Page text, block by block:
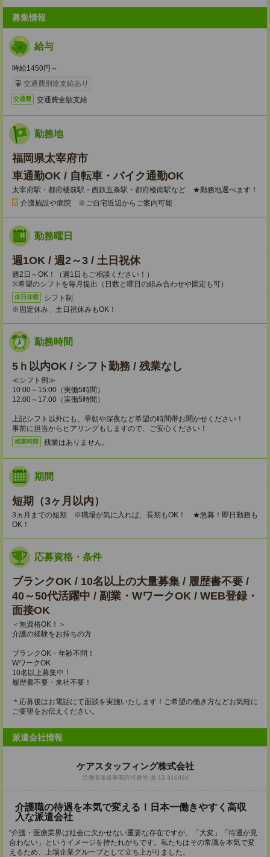
募集情報
給与
時給1450円～
交通費別途支給あり
交通費 交通費全額支給
勤務地
福岡県太宰府市
車通勤OK / 自転車・バイク通勤OK
太宰府駅・都府楼前駅・西鉄五条駅・都府楼南駅など ★勤務地選べます！
介護施設や病院 ※ご自宅近辺からご案内可能
勤務曜日
週1OK / 週2～3 / 土日祝休
週2日～OK！（週1日もご相談ください！）
※希望のシフトを毎月提出（日数と曜日の組み合わせや固定も可）
休日休暇
シフト制
※固定休み、土日祝休みもOK！
勤務時間
5ｈ以内OK / シフト勤務 / 残業なし
≪シフト例≫
10:00～15:00（実働5時間）
12:00～17:00（実働5時間）
上記シフト以外にも、早朝や深夜など希望の時間帯お聞かせください！
事前に担当からヒアリングもしますので、ご安心ください！
残業時間 残業はありません。
期間
短期（3ヶ月以内）
3ヵ月までの短期 ※職場が気に入れば、長期もOK！ ★急募！即日勤務も
OK！
応募資格・条件
ブランクOK / 10名以上の大量募集 / 履歴書不要 /
40～50代活躍中 / 副業・WワークOK / WEB登録・
面接OK
＜無資格OK！＞
介護の経験をお持ちの方
ブランクOK・年齢不問！
WワークOK
10名以上募集中！
履歴書不要・来社不要！
＊応募後はお電話にて面談を実施いたします！ご希望の働き方などお気軽に
ご要望をお伝えください。
派遣会社情報
ケアスタッフィング株式会社
労働者派遣事業許可番号:派 13-316934
介護職の待遇を本気で変える！日本一働きやすく高収
入な派遣会社
"介護・医療業界は社会に欠かせない重要な存在ですが、「大変」「待遇が見
合わない」というイメージを持たれがちです。私たちはその常識を本気で変
えるため、上場企業グループとして立ち上がりました。